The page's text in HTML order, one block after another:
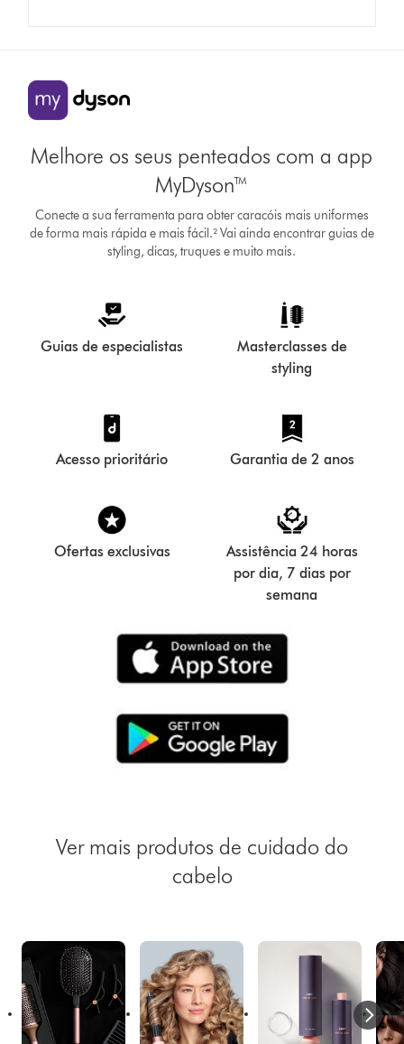
Melhore os seus penteados com a app
MyDyson™
Conecte a sua ferramenta para obter caracóis mais uniformes
de forma mais rápida e mais fácil.² Vai ainda encontrar guias de
styling, dicas, truques e muito mais.
Guias de especialistas
Masterclasses de
styling
Acesso prioritário Garantia de 2 anos
Ofertas exclusivas
Assistência 24 horas
por dia, 7 dias por
semana
Ver mais produtos de cuidado do
cabelo